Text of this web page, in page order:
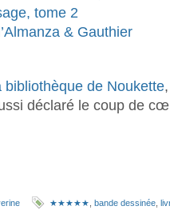
tome 2
& Gauthier
bibliothèque de Noukette
déclaré le coup de
★★★★★ bande dessinée